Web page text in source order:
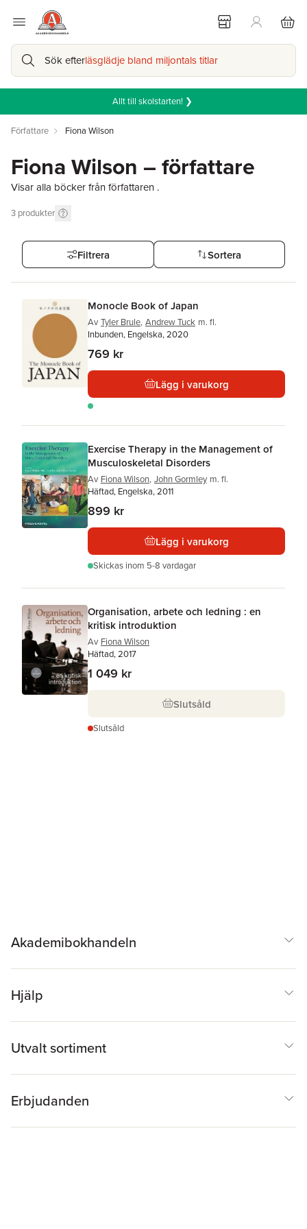
Sök efterläsglädje bland miljontals titlar
Allt till skolstarten! ❯
Författare Fiona Wilson
Fiona Wilson – författare
Visar alla böcker från författaren .
3 produkter
Filtrera Sortera
Monocle Book of Japan
Av Tyler Brule, Andrew Tuck m. fl.
Inbunden, Engelska, 2020
769 kr
Lägg i varukorg
Exercise Therapy in the Management of
Musculoskeletal Disorders
Av Fiona Wilson, John Gormley m. fl.
Häftad, Engelska, 2011
899 kr
Lägg i varukorg
Skickas inom 5-8 vardagar
Organisation, arbete och ledning : en
kritisk introduktion
Av Fiona Wilson
Häftad, 2017
1 049 kr
Slutsåld
Slutsåld
Akademibokhandeln
Hjälp
Utvalt sortiment
Erbjudanden